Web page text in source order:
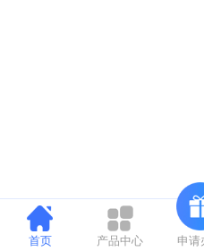
首页 产品中心 申请